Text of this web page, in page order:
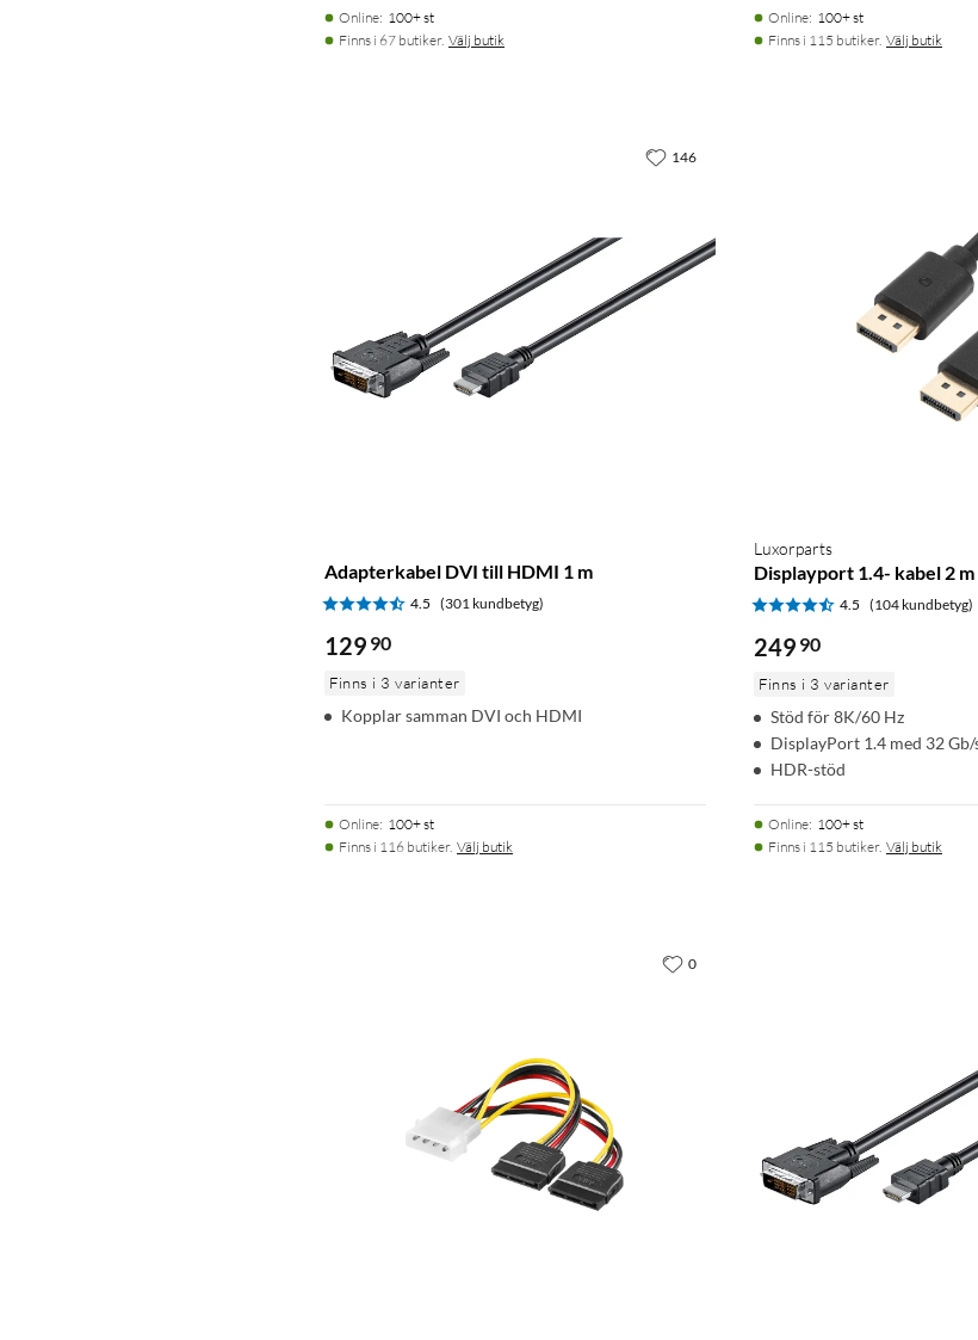
Online: 100+ st
Finns i 67 butiker. Välj butik
Online: 100+ st
Finns i 115 butiker. Välj butik
Adapterkabel DVI till HDMI 1 m
4.5 (301 kundbetyg)
129 90
Finns i 3 varianter
Kopplar samman DVI och HDMI
Online: 100+ st
Finns i 116 butiker. Välj butik
146
Luxorparts
Displayport 1.4- kabel 2 m
4.5 (104 kundbetyg)
249 90
Finns i 3 varianter
Stöd för 8K/60 Hz
DisplayPort 1.4 med 32 Gb/
HDR-stöd
Online: 100+ st
Finns i 115 butiker. Välj butik
0